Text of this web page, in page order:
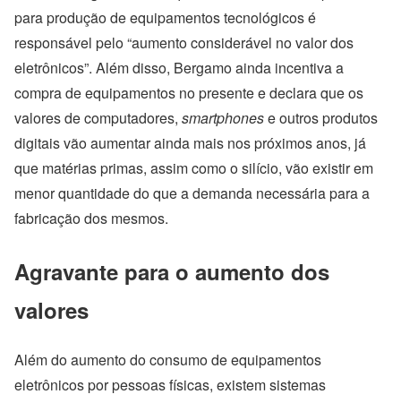
para produção de equipamentos tecnológicos é
responsável pelo “aumento considerável no valor dos
eletrônicos”. Além disso, Bergamo ainda incentiva a
compra de equipamentos no presente e declara que os
valores de computadores, smartphonese outros produtos
digitais vão aumentar ainda mais nos próximos anos, já
que matérias primas, assim como o silício, vão existir em
menor quantidade do que a demanda necessária para a
fabricação dos mesmos.
Agravante para o aumento dos
valores
Além do aumento do consumo de equipamentos
eletrônicos por pessoas físicas, existem sistemas